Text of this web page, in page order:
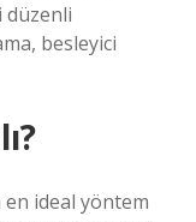
düzenli
besleyici
en ideal yöntem